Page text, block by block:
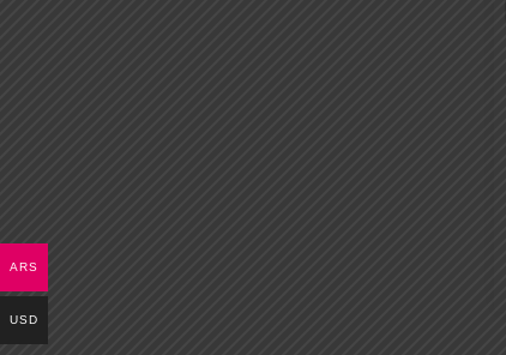
ARS
USD